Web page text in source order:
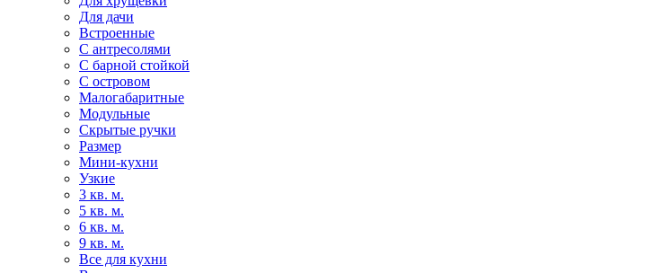
Для дачи
Встроенные
С антресолями
С барной стойкой
С островом
Малогабаритные
Модульные
Скрытые ручки
Размер
Мини-кухни
Узкие
3 кв. м.
5 кв. м.
6 кв. м.
9 кв. м.
Все для кухни